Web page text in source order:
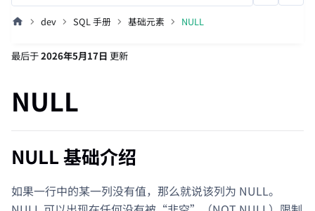
dev SQL 手册 基础元素 NULL
最后于2026年5月17日 更新
NULL
NULL 基础介绍
如果一行中的某一列没有值，那么就说该列为 NULL。